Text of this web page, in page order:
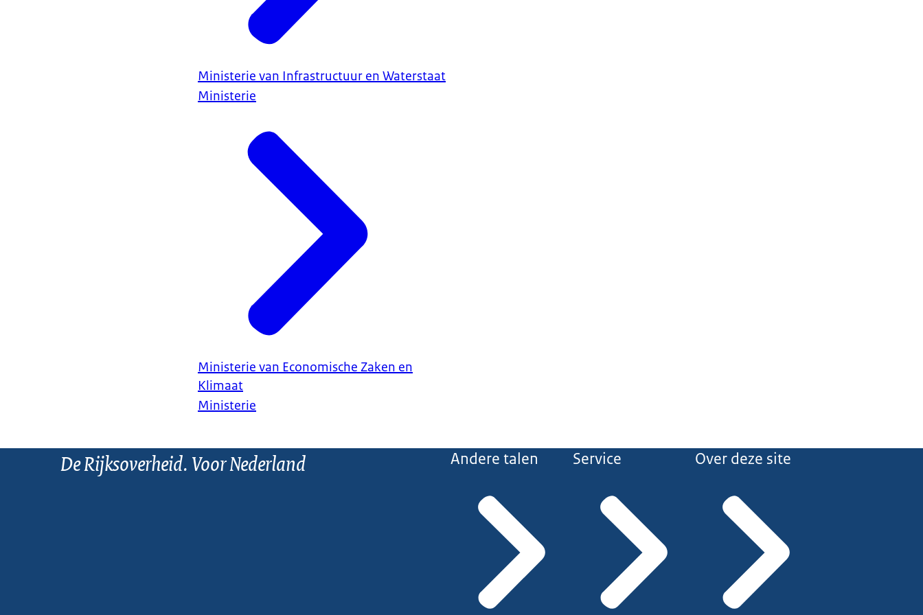
Ministerie van Infrastructuur en Waterstaat
Ministerie
Ministerie van Economische Zaken en
Klimaat
Ministerie
De Rijksoverheid. Voor Nederland Andere talen Service Over deze site